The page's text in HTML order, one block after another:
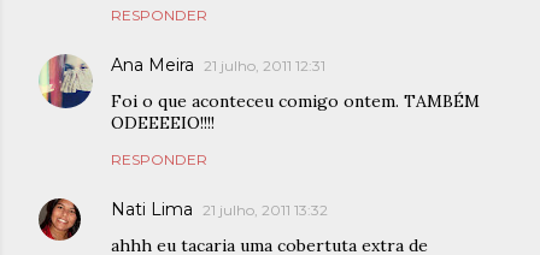
RESPONDER
Ana Meira 21 julho, 2011 12:31
Foi o que aconteceu comigo ontem. TAMBÉM
ODEEEEIO!!!!
RESPONDER
Nati Lima 21 julho, 2011 13:32
ahhh eu tacaria uma cobertuta extra de